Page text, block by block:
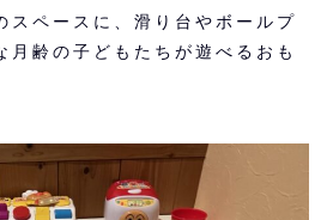
スペースに、滑り台やボールプ
月齢の子どもたちが遊べるおも